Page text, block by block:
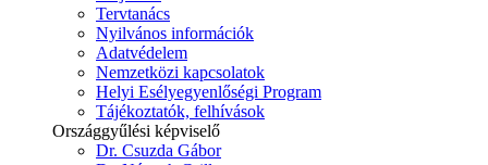
Tervtanács
Nyilvános információk
Adatvédelem
Nemzetközi kapcsolatok
Helyi Esélyegyenlőségi Program
Tájékoztatók, felhívások
Országgyűlési képviselő
Dr. Csuzda Gábor